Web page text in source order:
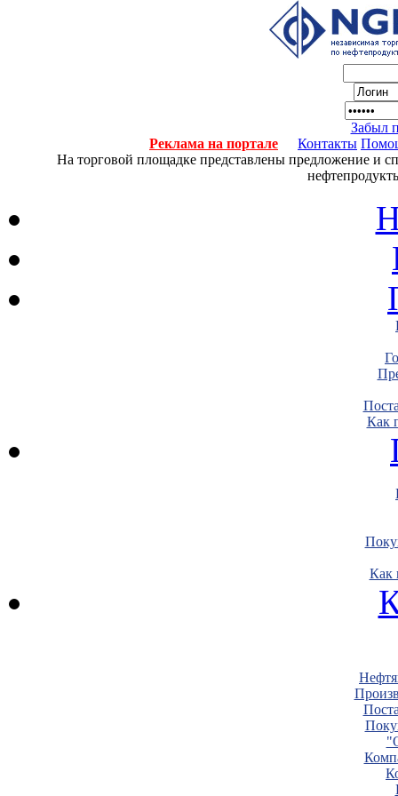
Забыл
Реклама на портале
Контакты
На торговой площадке представлены предложение и
Как
Как